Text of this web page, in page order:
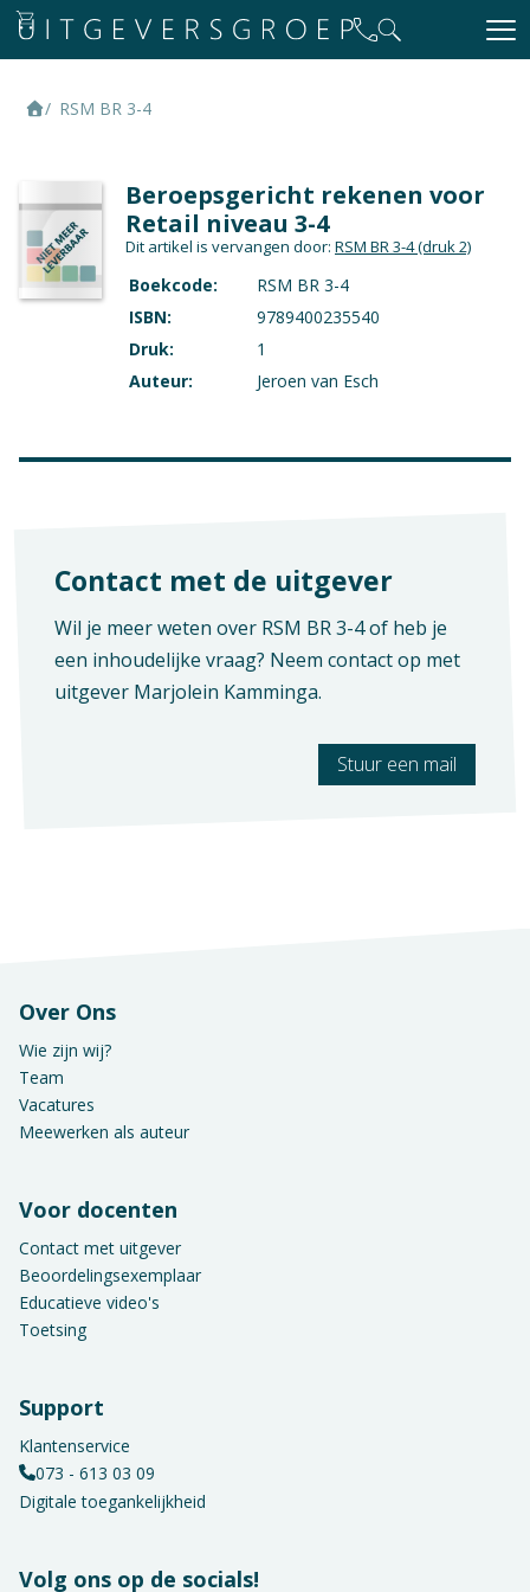
Context
Mbo: Retail
Mbo - Handel en economie - Retail -
Retailmanager
RSM BR 3-4
Beroepsgericht rekenen voor
Retail niveau 3-4
Dit artikel is vervangen door: RSM BR 3-4(druk 2)
Boekcode:
RSM BR 3-4
ISBN:
9789400235540
Druk:
1
Auteur:
Jeroen van Esch
Contact met de uitgever
Wil je meer weten over RSM BR 3-4 of heb je
een inhoudelijke vraag? Neem contact op met
uitgever Marjolein Kamminga.
Stuur een mail
Over Ons
Wie zijn wij?
Team
Vacatures
Meewerken als auteur
Voor docenten
Contact met uitgever
Beoordelingsexemplaar
Educatieve video's
Toetsing
Support
Klantenservice
073 - 613 03 09
Digitale toegankelijkheid
Volg ons op de socials!